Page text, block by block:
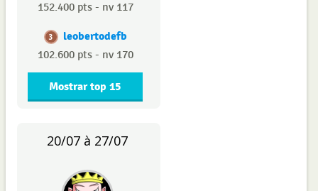
152.400 pts - nv 117
3 leobertodefb
102.600 pts - nv 170
Mostrar top 15
20/07 à 27/07